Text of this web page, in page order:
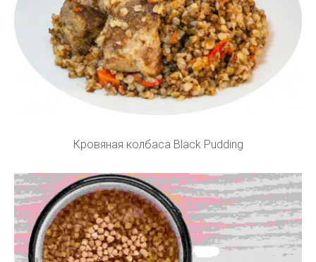
Кровяная колбаса Black Pudding